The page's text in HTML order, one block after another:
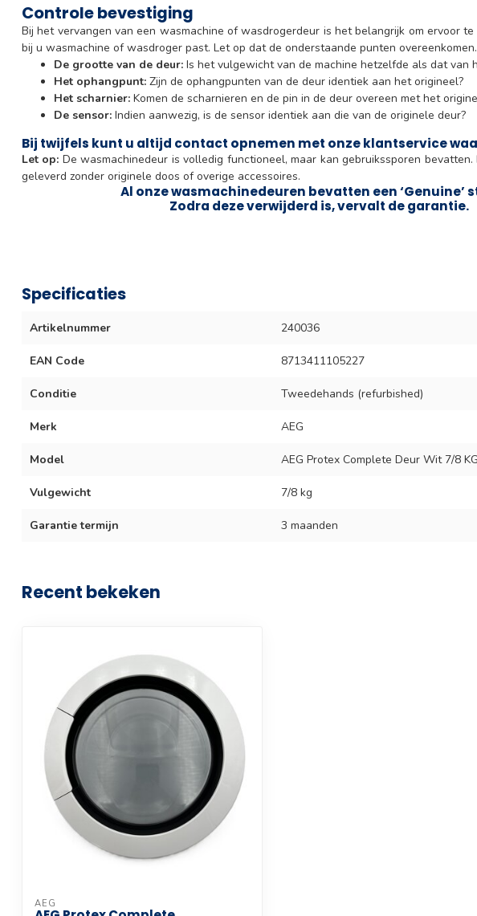
Controle bevestiging
Bij het vervangen van een wasmachine of wasdrogerdeur is het belangrijk om ervoor
bij u wasmachine of wasdroger past. Let op dat de onderstaande punten overeenkomen.
De grootte van de deur: Is het vulgewicht van de machine hetzelfde als dat van
Het ophangpunt: Zijn de ophangpunten van de deur identiek aan het origineel?
Het scharnier: Komen de scharnieren en de pin in de deur overeen met het
De sensor: Indien aanwezig, is de sensor identiek aan die van de originele deur?
Bij twijfels kunt u altijd contact opnemen met onze klantservice
Let op: De wasmachinedeur is volledig functioneel, maar kan gebruikssporen
geleverd zonder originele doos of overige accessoires.
Al onze wasmachinedeuren bevatten een ‘Genuine’
Zodra deze verwijderd is, vervalt de garantie.
Specificaties
Artikelnummer 240036
EAN Code 8713411105227
Conditie Tweedehands (refurbished)
Merk AEG
Model AEG Protex Complete Deur Wit 7/8 KG
Vulgewicht 7/8 kg
Garantie termijn 3 maanden
Recent bekeken
AEG